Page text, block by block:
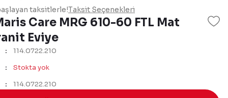
Care MRG 610-60 FTL Mat
Eviye
taksitlerle!Taksit Seçenekleri
114.0722.210
Stokta yok
114.0722.210